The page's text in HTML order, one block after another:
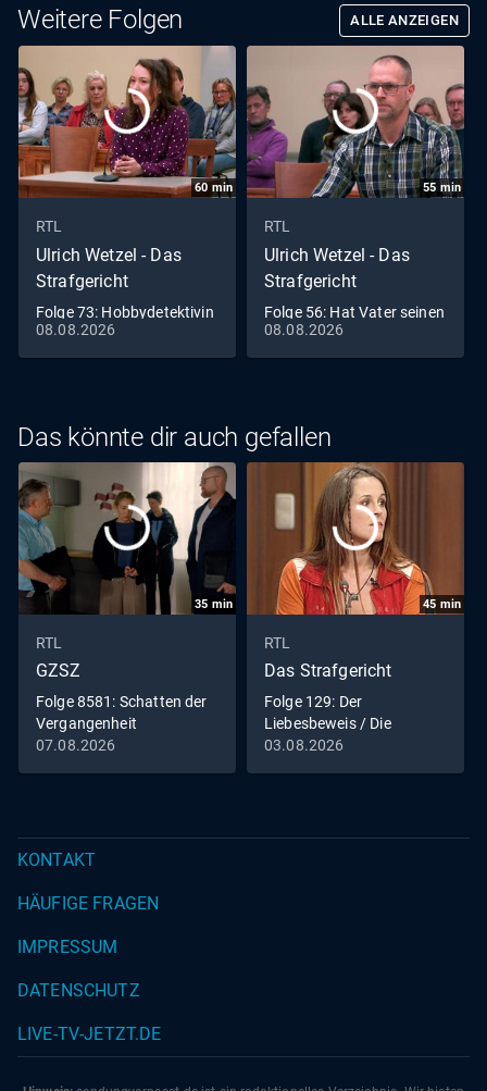
Weitere Folgen ALLE ANZEIGEN
60 min
RTL
Ulrich Wetzel - Das
Strafgericht
Folge 73: Hobbydetektivin
wird Opfer eines
hinterhältigen
08.08.2026
55 min
RTL
Ulrich Wetzel - Das
Strafgericht
Folge 56: Hat Vater seinen
unehelichen Sohn
entführt?
08.08.2026
Das könnte dir auch gefallen
35 min
RTL
GZSZ
Folge 8581: Schatten der
Vergangenheit
07.08.2026
45 min
RTL
Das Strafgericht
Folge 129: Der
Liebesbeweis / Die
versteigerte Frau
03.08.2026
KONTAKT
HÄUFIGE FRAGEN
IMPRESSUM
DATENSCHUTZ
LIVE-TV-JETZT.DE